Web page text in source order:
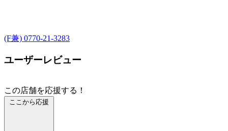
(F兼) 0770-21-3283
ユーザーレビュー
この店舗を応援する！
ここから応援